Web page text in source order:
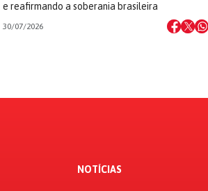
e reafirmando a soberania brasileira
30/07/2026
NOTÍCIAS